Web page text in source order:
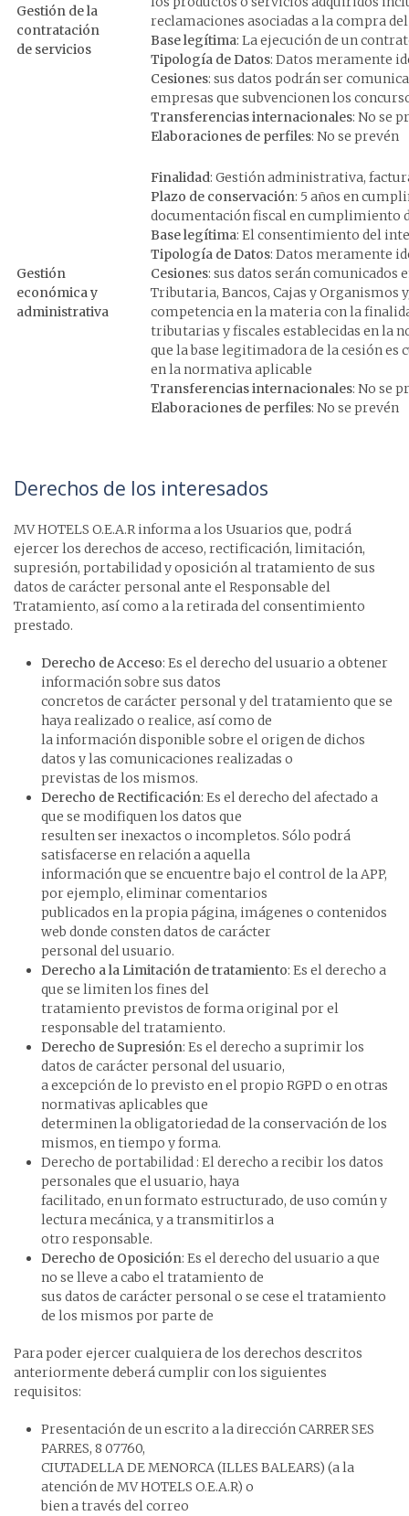
Gestión de la
contratación
de servicios
reclamaciones asociadas a la compra
Base legítima: La ejecución de un
Tipología de Datos: Datos meramente
Cesiones: sus datos podrán ser
empresas que subvencionen los
Transferencias internacionales: No se
Elaboraciones de perfiles: No se prevén
Gestión
económica y
administrativa
Finalidad: Gestión administrativa,
Plazo de conservación: 5 años en
documentación fiscal en cumplimiento
Base legítima: El consentimiento del
Tipología de Datos: Datos meramente
Cesiones: sus datos serán comunicados
Tributaria, Bancos, Cajas y
competencia en la materia con la
tributarias y fiscales establecidas en la
que la base legitimadora de la cesión
en la normativa aplicable
Transferencias internacionales: No se
Elaboraciones de perfiles: No se prevén
Derechos de los interesados
MV HOTELS O.E.A.R informa a los Usuarios que, podrá
ejercer los derechos de acceso, rectificación, limitación,
supresión, portabilidad y oposición al tratamiento de sus
datos de carácter personal ante el Responsable del
Tratamiento, así como a la retirada del consentimiento
prestado.
Derecho de Acceso: Es el derecho del usuario a obtener
información sobre sus datos
concretos de carácter personal y del tratamiento que se
haya realizado o realice, así como de
la información disponible sobre el origen de dichos
datos y las comunicaciones realizadas o
previstas de los mismos.
Derecho de Rectificación: Es el derecho del afectado a
que se modifiquen los datos que
resulten ser inexactos o incompletos. Sólo podrá
satisfacerse en relación a aquella
información que se encuentre bajo el control de la APP,
por ejemplo, eliminar comentarios
publicados en la propia página, imágenes o contenidos
web donde consten datos de carácter
personal del usuario.
Derecho a la Limitación de tratamiento: Es el derecho a
que se limiten los fines del
tratamiento previstos de forma original por el
responsable del tratamiento.
Derecho de Supresión: Es el derecho a suprimir los
datos de carácter personal del usuario,
a excepción de lo previsto en el propio RGPD o en otras
normativas aplicables que
determinen la obligatoriedad de la conservación de los
mismos, en tiempo y forma.
Derecho de portabilidad : El derecho a recibir los datos
personales que el usuario, haya
facilitado, en un formato estructurado, de uso común y
lectura mecánica, y a transmitirlos a
otro responsable.
Derecho de Oposición: Es el derecho del usuario a que
no se lleve a cabo el tratamiento de
sus datos de carácter personal o se cese el tratamiento
de los mismos por parte de
Para poder ejercer cualquiera de los derechos descritos
anteriormente deberá cumplir con los siguientes
requisitos:
Presentación de un escrito a la dirección CARRER SES
PARRES, 8 07760,
CIUTADELLA DE MENORCA (ILLES BALEARS) (a la
atención de MV HOTELS O.E.A.R) o
bien a través del correo